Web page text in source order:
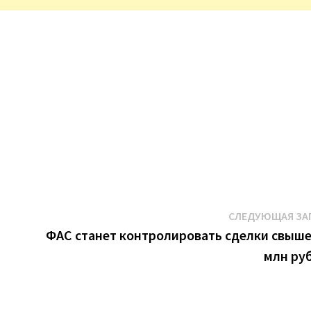
СЛЕДУЮЩАЯ
ФАС станет контролировать сделки
млн